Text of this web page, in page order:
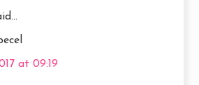
at 09:19